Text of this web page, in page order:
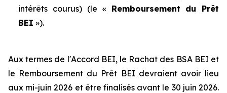
intérêts courus) (le « Remboursement du Prêt
BEI »).
Aux termes de l'Accord BEI, le Rachat des BSA BEI et
le Remboursement du Prêt BEI devraient avoir lieu
aux mi-juin 2026 et être finalisés avant le 30 juin 2026.